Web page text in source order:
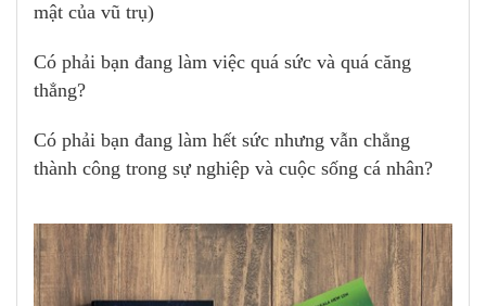
mật của vũ trụ)
Có phải bạn đang làm việc quá sức và quá căng
thẳng?
Có phải bạn đang làm hết sức nhưng vẫn chẳng
thành công trong sự nghiệp và cuộc sống cá nhân?